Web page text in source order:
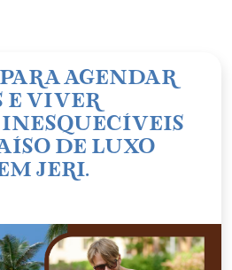
para agendar
e viver
de luxo
Jeri.